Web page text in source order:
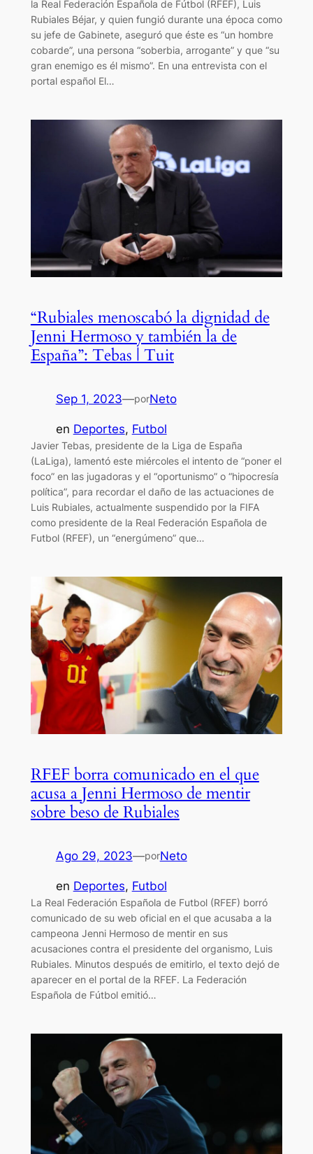
la Real Federación Española de Fútbol (RFEF), Luis
Rubiales Béjar, y quien fungió durante una época como
su jefe de Gabinete, aseguró que éste es “un hombre
cobarde”, una persona “soberbia, arrogante” y que “su
gran enemigo es él mismo”. En una entrevista con el
portal español El…
“Rubiales menoscabó la dignidad de
Jenni Hermoso y también la de
España”: Tebas | Tuit
Sep 1, 2023—porNeto
en Deportes, Futbol
Javier Tebas, presidente de la Liga de España
(LaLiga), lamentó este miércoles el intento de “poner el
foco” en las jugadoras y el “oportunismo” o “hipocresía
política”, para recordar el daño de las actuaciones de
Luis Rubiales, actualmente suspendido por la FIFA
como presidente de la Real Federación Española de
Futbol (RFEF), un “energúmeno” que…
RFEF borra comunicado en el que
acusa a Jenni Hermoso de mentir
sobre beso de Rubiales
Ago 29, 2023—porNeto
en Deportes, Futbol
La Real Federación Española de Futbol (RFEF) borró
comunicado de su web oficial en el que acusaba a la
campeona Jenni Hermoso de mentir en sus
acusaciones contra el presidente del organismo, Luis
Rubiales. Minutos después de emitirlo, el texto dejó de
aparecer en el portal de la RFEF. La Federación
Española de Fútbol emitió…